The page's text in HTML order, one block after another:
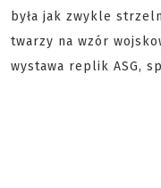
była jak zwykle
twarzy na wzór
wystawa replik ASG,